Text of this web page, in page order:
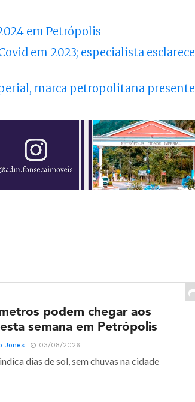
em Petrópolis
em 2023; especialista esclarece
marca petropolitana presente
podem chegar aos
semana em Petrópolis
Jones 03/08/2026
dias de sol, sem chuvas na cidade